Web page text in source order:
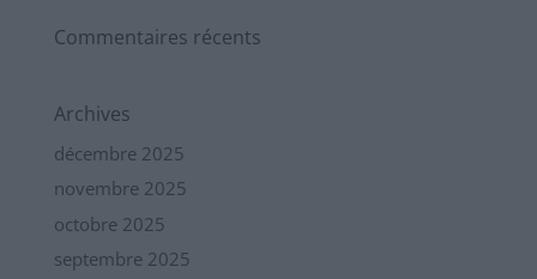
Commentaires récents
Archives
décembre 2025
novembre 2025
octobre 2025
septembre 2025